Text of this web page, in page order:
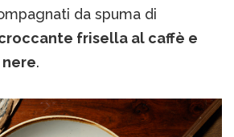
da spuma di
frisella al caffè e
.